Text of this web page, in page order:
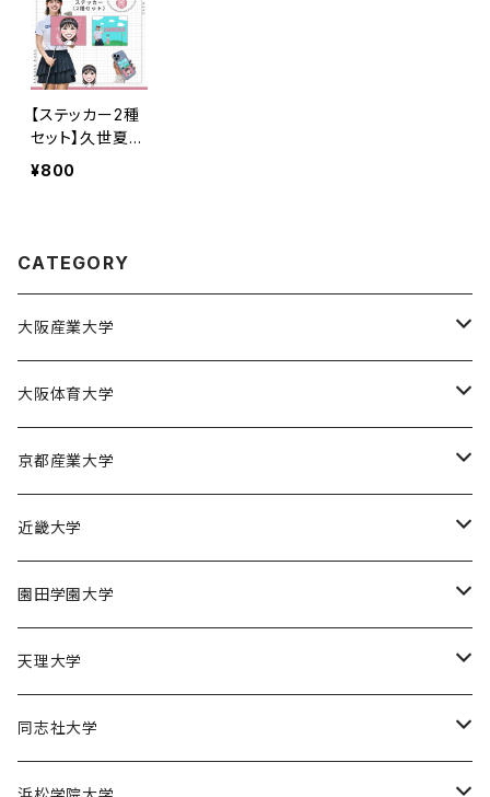
【ステッカー2種
セット】久世夏乃
香選手
¥800
CATEGORY
大阪産業大学
大阪産業大学バスケットボール部
大阪体育大学
大阪体育大学女子バスケットボール部
京都産業大学
京都産業大学男子バスケットボール部
近畿大学
近畿大学体育会バスケットボール部
園田学園大学
園田学園大学ソフトボール部
園田学園大学陸上競技部
園田学園大学バスケットボール部
天理大学
天理大学男子バスケットボール部
天理大学女子バスケットボール部
同志社大学
同志社大学体育会バスケットボール部